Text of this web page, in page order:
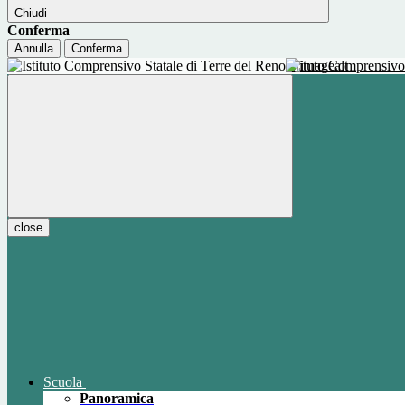
Chiudi
Conferma
Annulla Conferma
Istituto
close
Scuola
Panoramica